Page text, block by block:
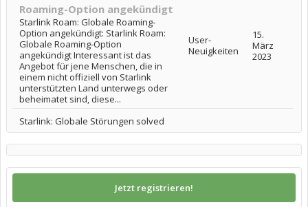
Roaming-Option angekündigt
Starlink Roam: Globale Roaming-
Option angekündigt: Starlink Roam:
Globale Roaming-Option
angekündigt Interessant ist das
Angebot für jene Menschen, die in
einem nicht offiziell von Starlink
unterstützten Land unterwegs oder
beheimatet sind, diese...
User-
Neuigkeiten
15.
März
2023
Starlink: Globale Störungen solved
Jetzt registrieren!